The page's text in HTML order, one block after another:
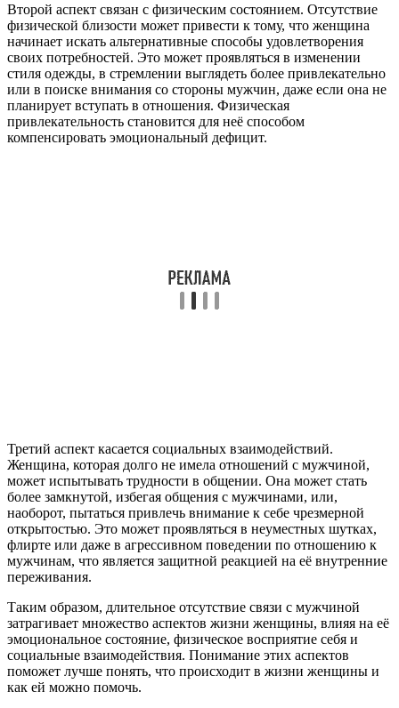
Второй аспект связан с физическим состоянием. Отсутствие
физической близости может привести к тому, что женщина
начинает искать альтернативные способы удовлетворения
своих потребностей. Это может проявляться в изменении
стиля одежды, в стремлении выглядеть более привлекательно
или в поиске внимания со стороны мужчин, даже если она не
планирует вступать в отношения. Физическая
привлекательность становится для неё способом
компенсировать эмоциональный дефицит.
Третий аспект касается социальных взаимодействий.
Женщина, которая долго не имела отношений с мужчиной,
может испытывать трудности в общении. Она может стать
более замкнутой, избегая общения с мужчинами, или,
наоборот, пытаться привлечь внимание к себе чрезмерной
открытостью. Это может проявляться в неуместных шутках,
флирте или даже в агрессивном поведении по отношению к
мужчинам, что является защитной реакцией на её внутренние
переживания.
Таким образом, длительное отсутствие связи с мужчиной
затрагивает множество аспектов жизни женщины, влияя на её
эмоциональное состояние, физическое восприятие себя и
социальные взаимодействия. Понимание этих аспектов
поможет лучше понять, что происходит в жизни женщины и
как ей можно помочь.